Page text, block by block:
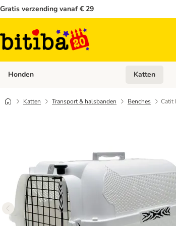
Gratis verzending vanaf € 29
Honden Open
Katten
Katten Transport & halsbanden Benches Catit